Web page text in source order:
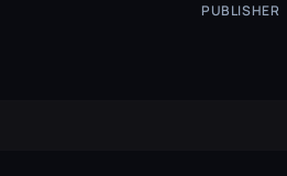
PUBLISHER